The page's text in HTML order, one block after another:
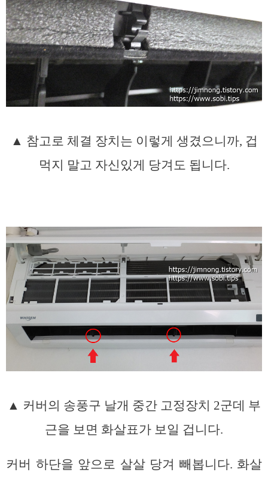
▲ 참고로 체결 장치는 이렇게 생겼으니까, 겁
먹지 말고 자신있게 당겨도 됩니다.
▲ 커버의 송풍구 날개 중간 고정장치 2군데 부
근을 보면 화살표가 보일 겁니다.
커버 하단을 앞으로 살살 당겨 빼봅니다. 화살